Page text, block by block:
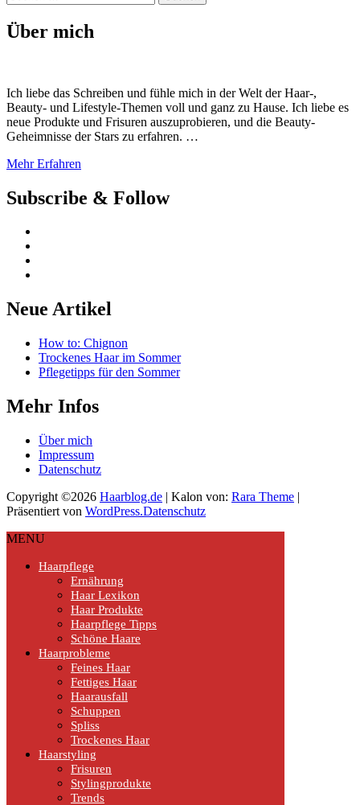
nach:
Über mich
Ich liebe das Schreiben und fühle mich in der Welt der Haar-,
Beauty- und Lifestyle-Themen voll und ganz zu Hause. Ich liebe es
neue Produkte und Frisuren auszuprobieren, und die Beauty-
Geheimnisse der Stars zu erfahren. …
Mehr Erfahren
Subscribe & Follow
Neue Artikel
How to: Chignon
Trockenes Haar im Sommer
Pflegetipps für den Sommer
Mehr Infos
Über mich
Impressum
Datenschutz
Copyright ©2026 Haarblog.de | Kalon von: Rara Theme |
Präsentiert von WordPress.Datenschutz
MENU
Haarpflege
Ernährung
Haar Lexikon
Haar Produkte
Haarpflege Tipps
Schöne Haare
Haarprobleme
Feines Haar
Fettiges Haar
Haarausfall
Schuppen
Spliss
Trockenes Haar
Haarstyling
Frisuren
Stylingprodukte
Trends